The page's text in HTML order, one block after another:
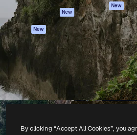
MCP para
Claude/ChatGPT
New
Agentes New
API
App móvel
Todas as
ferramentas
Originais New
Política de
Central de
confiabilidade
Afiliados
Empresas
Todos os direitos reservados .
By clicking “Accept All Cookies”, you